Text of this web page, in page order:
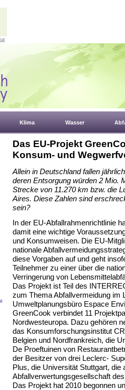
Klima Wasser
Das EU-Projekt
Konsum- und
Allein in Deutschland fallen
deren Entsorgung würden 2 Mio.
Strecke von 11.270 km bzw. die
Aires. Diese Zahlen sind
sein?
In der EU-Abfallrahmenrichtlinie
damit eine wichtige
und Konsumweisen. Die EU-
nationale
diese Vorgaben auf und geht
Teilnehmer zu einer über die
Verringerung von
Das Projekt ist Teil des
zum Thema Abfallvermeidung im
Umweltplanungsbüro Espace
GreenCook verbindet 11
Nordwesteuropa. Dazu gehören
das Konsumforschungsinstitut
Belgien und Nordfrankreich, die
De Proeftuinen von
der Besitzer von drei Leclerc-
Plus, die Universität Stuttgart, die
Abfallverwertungsgesellschaft
Das Projekt hat 2010 begonnen